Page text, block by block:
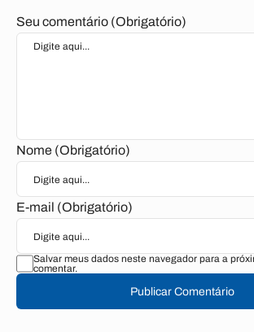
Seu comentário (Obrigatório)
Nome (Obrigatório)
E-mail (Obrigatório)
Salvar meus dados neste navegador para a
comentar.
Publicar Comentário